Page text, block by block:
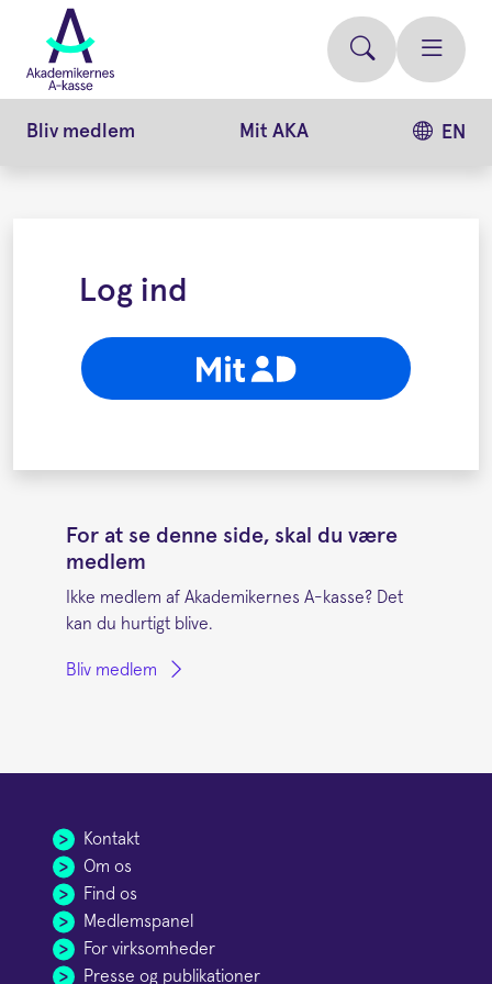
videre
hovedindhold
Bliv medlem Mit AKA EN
Log ind
For at se denne side, skal du være
medlem
Ikke medlem af Akademikernes A-kasse? Det
kan du hurtigt blive.
Bliv medlem
Kontakt
Om os
Find os
Medlemspanel
For virksomheder
Presse og publikationer